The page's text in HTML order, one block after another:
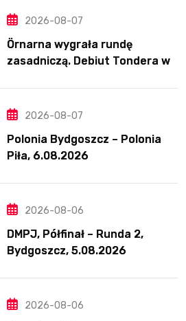
2026-08-07
Örnarna wygrała rundę
zasadniczą. Debiut Tondera w
2026-08-07
Polonia Bydgoszcz – Polonia
Piła, 6.08.2026
2026-08-06
DMPJ, Półfinał – Runda 2,
Bydgoszcz, 5.08.2026
2026-08-06